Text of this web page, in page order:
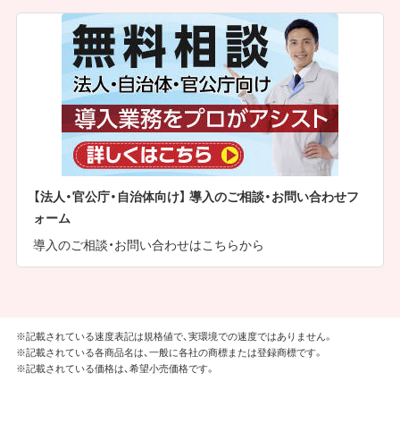
【法人・官公庁・自治体向け】 導入のご相談・お問い合わせフ
ォーム
導入のご相談・お問い合わせはこちらから
※記載されている速度表記は規格値で、実環境での速度ではありません。
※記載されている各商品名は、一般に各社の商標または登録商標です。
※記載されている価格は、希望小売価格です。